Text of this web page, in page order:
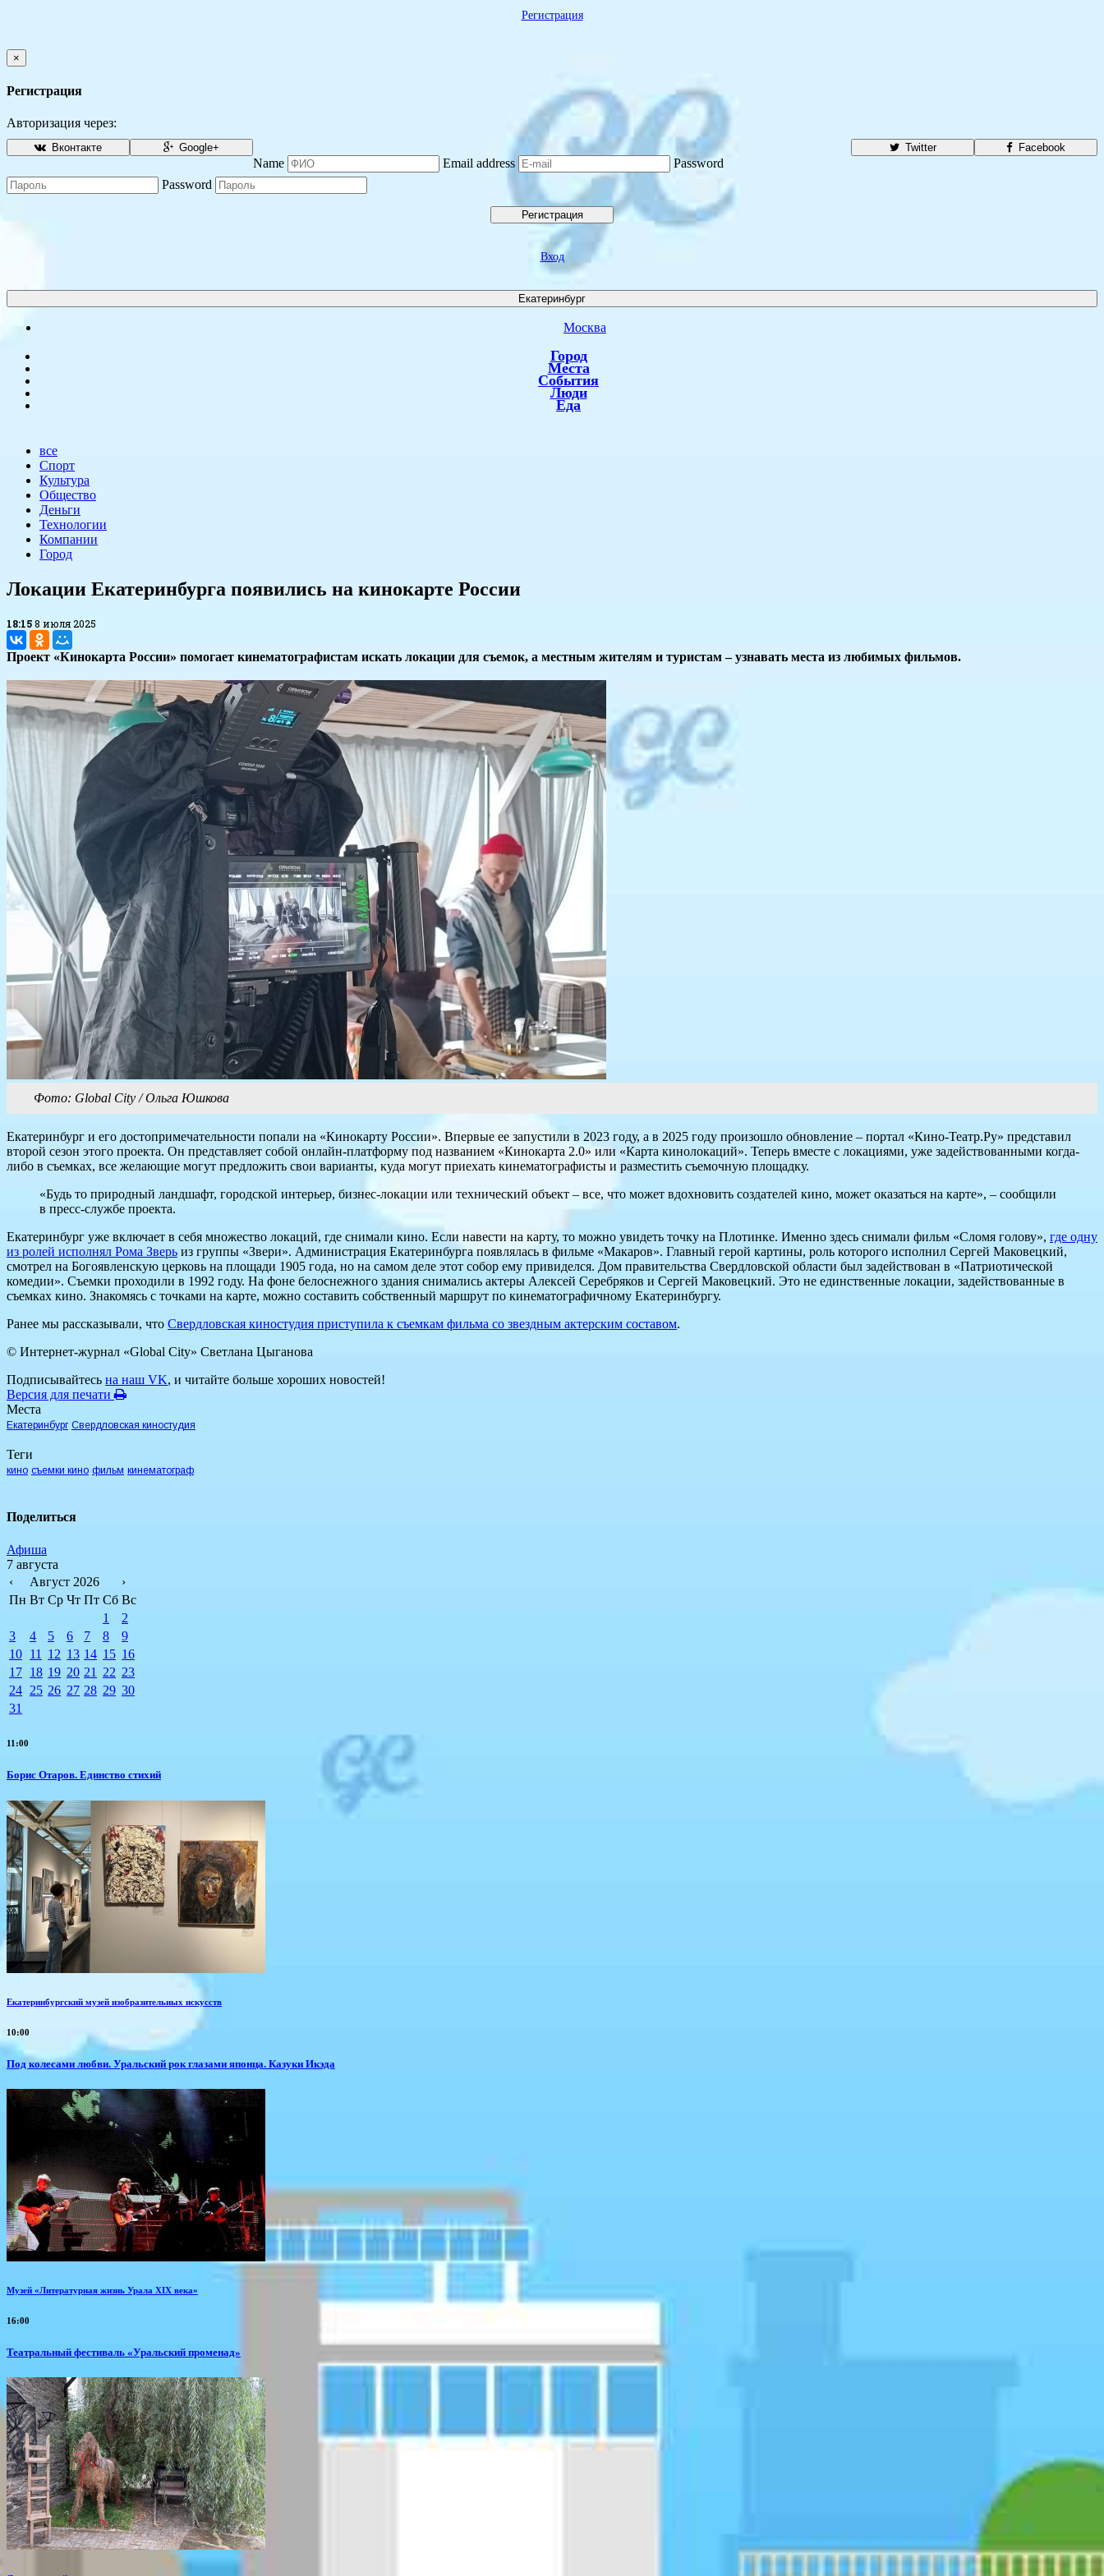
Регистрация
×
Регистрация
Авторизация через:
Facebook
Вконтакте Twitter
Google+
Name Email address
Password
Password
Регистрация
Вход
Екатеринбург
Москва
Город
Места
События
Люди
Еда
все
Спорт
Культура
Общество
Деньги
Технологии
Компании
Город
​Локации Екатеринбурга появились на кинокарте России
18:158 июля 2025
Проект «Кинокарта России» помогает кинематографистам искать локации для съемок, а местным жителям и туристам – узнавать места из любимых фильмов.
Фото: Global City / Ольга Юшкова
Екатеринбург и его достопримечательности попали на «Кинокарту России». Впервые ее запустили в 2023 году, а в 2025 году произошло обновление – портал «Кино-Театр.Ру» представил
второй сезон этого проекта. Он представляет собой онлайн-платформу под названием «Кинокарта 2.0» или «Карта кинолокаций». Теперь вместе с локациями, уже задействованными когда-
либо в съемках, все желающие могут предложить свои варианты, куда могут приехать кинематографисты и разместить съемочную площадку.
«Будь то природный ландшафт, городской интерьер, бизнес-локации или технический объект – все, что может вдохновить создателей кино, может оказаться на карте», – сообщили
в пресс-службе проекта.
Екатеринбург уже включает в себя множество локаций, где снимали кино. Если навести на карту, то можно увидеть точку на Плотинке. Именно здесь снимали фильм «Сломя голову», где одну
из ролей исполнял Рома Зверь из группы «Звери». Администрация Екатеринбурга появлялась в фильме «Макаров». Главный герой картины, роль которого исполнил Сергей Маковецкий,
смотрел на Богоявленскую церковь на площади 1905 года, но на самом деле этот собор ему привиделся. Дом правительства Свердловской области был задействован в «Патриотической
комедии». Съемки проходили в 1992 году. На фоне белоснежного здания снимались актеры Алексей Серебряков и Сергей Маковецкий. Это не единственные локации, задействованные в
съемках кино. Знакомясь с точками на карте, можно составить собственный маршрут по кинематографичному Екатеринбургу.
Ранее мы рассказывали, что Свердловская киностудия приступила к съемкам фильма со звездным актерским составом.
© Интернет-журнал «Global City» Светлана Цыганова
Подписывайтесь на наш VK, и читайте больше хороших новостей!
Версия для печати
Места
Екатеринбург Свердловская киностудия
Теги
кино съемки кино фильм кинематограф
Поделиться
Афиша
7 августа
‹
Август 2026
›
Пн Вт Ср Чт Пт Сб Вс
1
2
3
4 5 6 7 8
9
10 11 12 13 14 15 16
17 18 19 20 21 22 23
24 25 26 27 28 29 30
31
11:00
Борис Отаров. Единство стихий
Екатеринбургский музей изобразительных искусств
10:00
Под колесами любви. Уральский рок глазами японца. Казуки Икэда
Музей «Литературная жизнь Урала XIX века»
16:00
Театральный фестиваль «Уральский променад»